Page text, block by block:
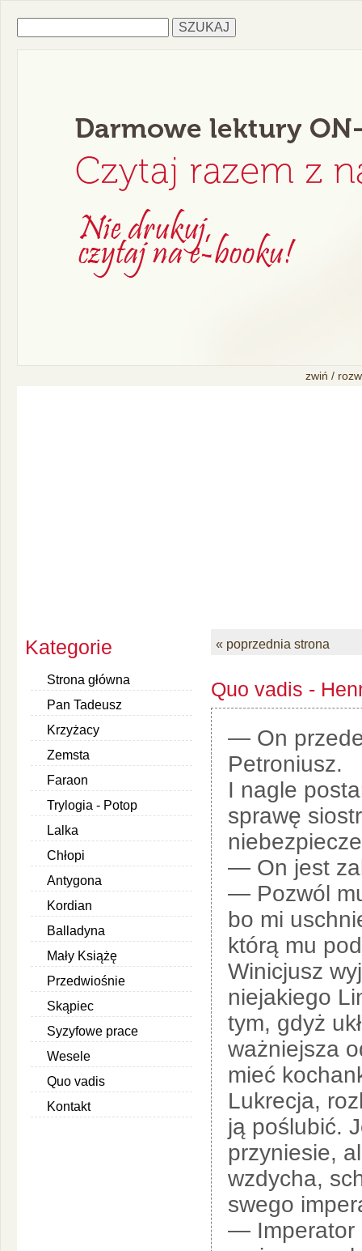
zwiń /
Kategorie
Strona główna
Pan Tadeusz
Krzyżacy
Zemsta
Faraon
Trylogia - Potop
Lalka
Chłopi
Antygona
Kordian
Balladyna
Mały Książę
Przedwiośnie
Skąpiec
Syzyfowe prace
Wesele
Quo vadis
Kontakt
« poprzednia strona
Quo vadis -
— On przede
Petroniusz.
I nagle
sprawę
— On jest
— Pozwól
bo mi
którą mu
Winicjusz
niejakiego
tym, gdyż
ważniejsza
mieć
Lukrecja,
ją poślubić.
przyniesie,
wzdycha,
swego
— Imperator